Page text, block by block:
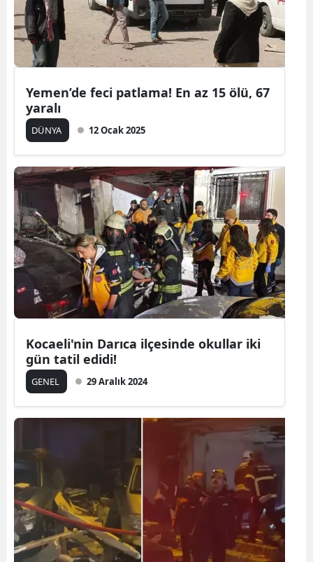
Yozgat
Zonguldak
Kırıkkale
Batman
Şırnak
Bartın
Ardahan
Iğdır
Yalova
Yemen’de feci patlama! En az 15 ölü, 67
yaralı
DÜNYA 12 Ocak 2025
Kocaeli'nin Darıca ilçesinde okullar iki
gün tatil edidi!
GENEL 29 Aralık 2024